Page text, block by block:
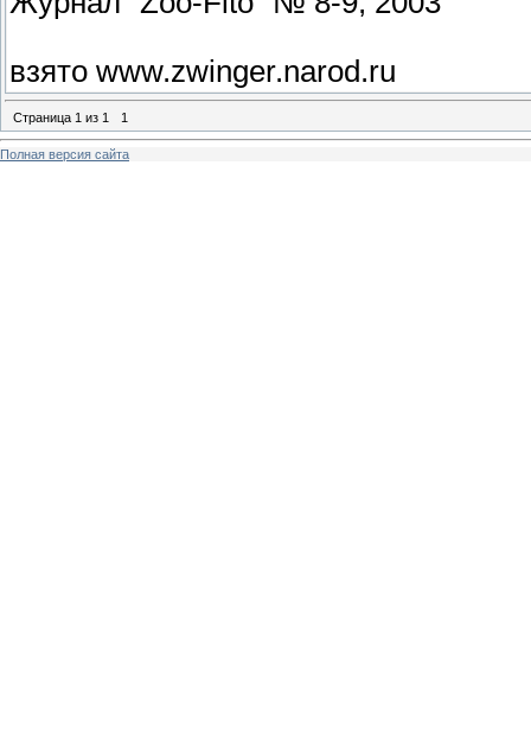
взято www.zwinger.narod.ru
Страница 1 из 1 1
Полная версия сайта